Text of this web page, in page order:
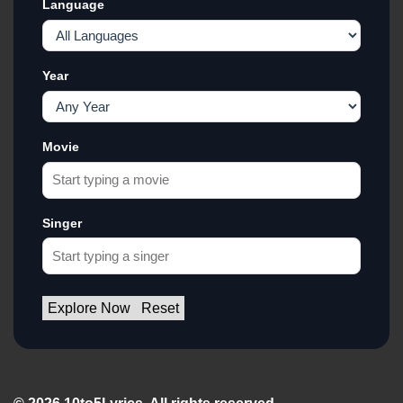
Language
Year
Movie
Singer
Explore Now Reset